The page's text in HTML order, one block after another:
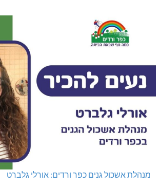
מנהלת אשכול גנים כפר ורדים: אורלי גלברט